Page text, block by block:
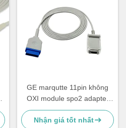
GE marqutte 11pin không
OXI module spo2 adapter
cáp / cáp mở rộng từ nhà
máy cung cấp
Nhận giá tốt nhất